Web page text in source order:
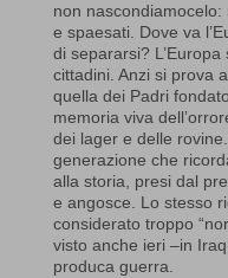
non
e spaesati. Dove va
di separarsi?
cittadini. Anzi si prova
quella dei Padri
memoria viva
dei lager e delle
generazione che
alla storia, presi dal
e angosce. Lo stesso
considerato troppo
visto anche ieri –in
produca guerra.